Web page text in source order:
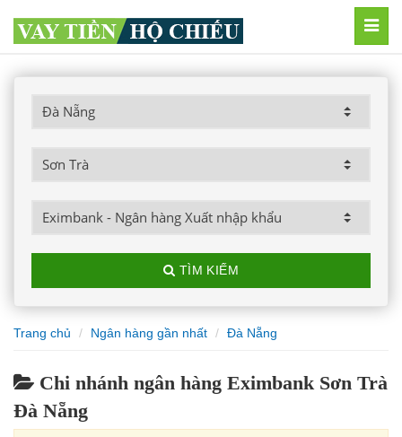
TÌM KIẾM
Trang chủ Ngân hàng gần nhất Đà Nẵng
Chi nhánh ngân hàng Eximbank Sơn Trà
Đà Nẵng
MENU